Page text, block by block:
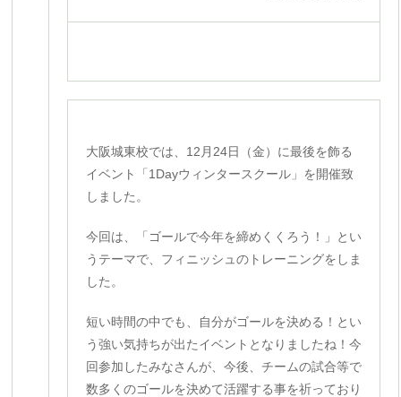
大阪城東校では、12月24日（金）に最後を飾る
イベント「1Dayウィンタースクール」を開催致
しました。
今回は、「ゴールで今年を締めくくろう！」とい
うテーマで、フィニッシュのトレーニングをしま
した。
短い時間の中でも、自分がゴールを決める！とい
う強い気持ちが出たイベントとなりましたね！今
回参加したみなさんが、今後、チームの試合等で
数多くのゴールを決めて活躍する事を祈っており